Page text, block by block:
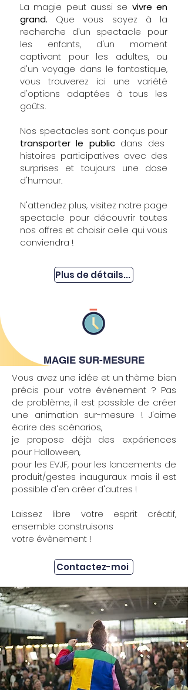
La magie peut aussi se vivre en
grand. Que vous soyez à la
recherche d'un spectacle pour
les enfants, d'un moment
captivant pour les adultes, ou
d'un voyage dans le fantastique,
vous trouverez ici une variété
d'options adaptées à tous les
goûts.
Nos spectacles sont conçus pour
transporter le publicdans des
histoires participatives avec des
surprises et toujours une dose
d'humour.
N'attendez plus, visitez notre page
spectacle pour découvrir toutes
nos offres et choisir celle qui vous
conviendra !
Plus de détails...
MAGIE SUR-MESURE
Vous avez une idée et un thème bien
précis pour votre événement ? Pas
de problème, il est possible de créer
une animation sur-mesure ! J'aime
écrire des scénarios,
je propose déjà des expériences
pour Halloween,
pour les EVJF, pour les lancements de
produit/gestes inauguraux mais il est
possible d'en créer d'autres !
Laissez libre votre esprit créatif,
ensemble construisons
votre évènement !
Contactez-moi